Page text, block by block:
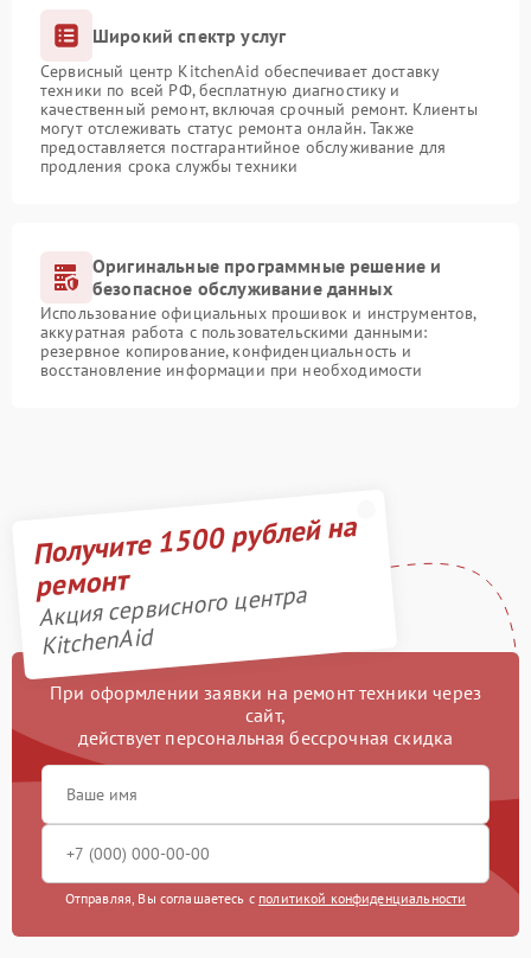
Широкий спектр услуг
Сервисный центр KitchenAid обеспечивает доставку
техники по всей РФ, бесплатную диагностику и
качественный ремонт, включая срочный ремонт. Клиенты
могут отслеживать статус ремонта онлайн. Также
предоставляется постгарантийное обслуживание для
продления срока службы техники
Оригинальные программные решение и
безопасное обслуживание данных
Использование официальных прошивок и инструментов,
аккуратная работа с пользовательскими данными:
резервное копирование, конфиденциальность и
восстановление информации при необходимости
Получите 1500 рублей на
ремонт
Акция сервисного центра
KitchenAid
При оформлении заявки на ремонт техники через
сайт,
действует персональная бессрочная скидка
Отправляя, Вы соглашаетесь с политикой конфиденциальности